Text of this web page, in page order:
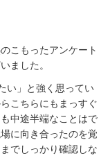
こもったアンケート
ました。
い」と強く思ってい
こちらにもまっすぐ
中途半端なことはで
に向き合ったのを覚
でしっかり確認しな